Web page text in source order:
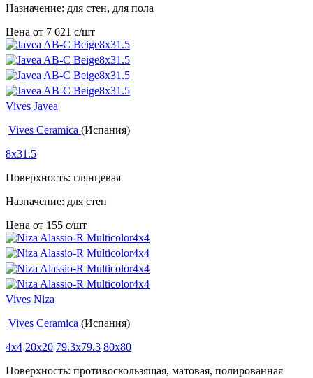
Назначение: для стен, для пола
Цена от 7 621 c/шт
Vives Javea
Vives Ceramica (Испания)
8x31.5
Поверхность: глянцевая
Назначение: для стен
Цена от 155 c/шт
Vives Niza
Vives Ceramica (Испания)
4x4 20x20 79.3x79.3 80x80
Поверхность: противоскользящая, матовая, полированная